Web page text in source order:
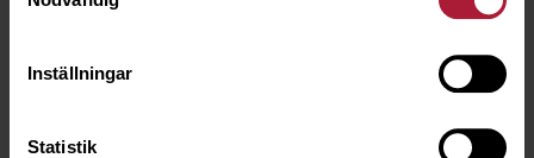
Inställningar
Statistik